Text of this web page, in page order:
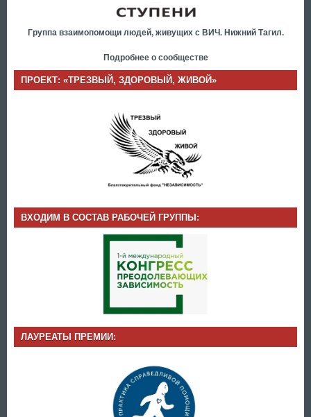
Группа взаимопомощи людей, живущих с ВИЧ. Нижний Тагил.
Подробнее о сообществе
ПРОЕКТ: «ТРЕЗВЫЙ, ЗДОРОВЫЙ, ЖИВОЙ»
ВХОДИМ В СОСТАВ РАБОЧЕЙ ГРУППЫ:
ЛАУРЕАТЫ ПРЕМИИ: